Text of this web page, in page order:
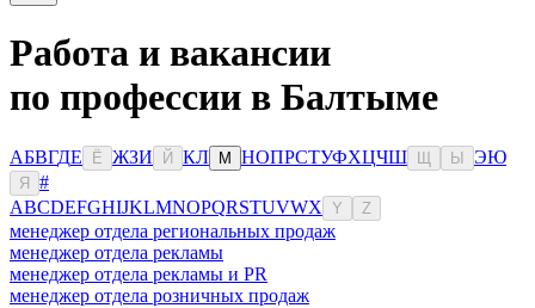
Работа и вакансии
по профессии в Балтыме
АБВГДЕ Ё ЖЗИ Й КЛ М НОПРСТУФХЦЧШ Ы ЭЮ
Я
#
ABCDEFGHIJKLMNOPQRSTUVWX Y Z
менеджер отдела региональных продаж
менеджер отдела рекламы
менеджер отдела рекламы и PR
менеджер отдела розничных продаж